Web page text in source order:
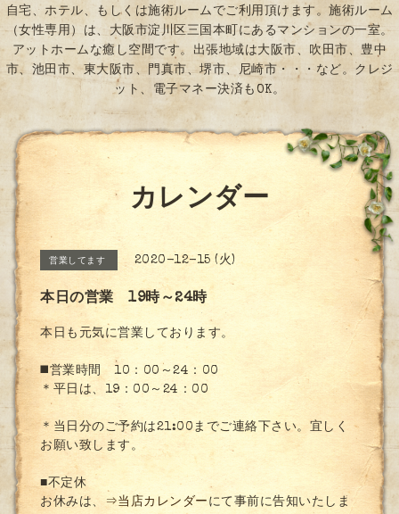
自宅、ホテル、もしくは施術ルームでご利用頂けます。施術ルーム
（女性専用）は、大阪市淀川区三国本町にあるマンションの一室。
アットホームな癒し空間です。出張地域は大阪市、吹田市、豊中
市、池田市、東大阪市、門真市、堺市、尼崎市・・・など。クレジ
ット、電子マネー決済もOK。
カレンダー
営業してます 2020-12-15 (火)
本日の営業 19時～24時
本日も元気に営業しております。
◼️営業時間 10：00～24：00
＊平日は、19：00～24：00
＊当日分のご予約は21:00までご連絡下さい。宜しく
お願い致します。
■不定休
お休みは、 ⇒当店カレンダー にて事前に告知いたしま